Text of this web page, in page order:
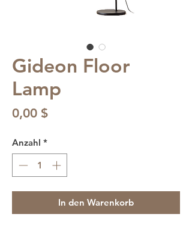
Gideon Floor
Lamp
0,00 $Preis
Anzahl *
In den Warenkorb